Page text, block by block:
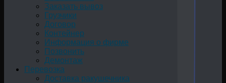
Заказать вывоз
Грузчики
Договор
Контейнер
Информация о фирме
Позвонить
Демонтаж
Перевозка
Доставка ракушечника